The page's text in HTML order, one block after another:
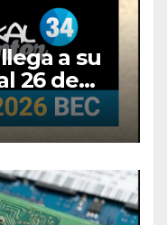
a su
26 de